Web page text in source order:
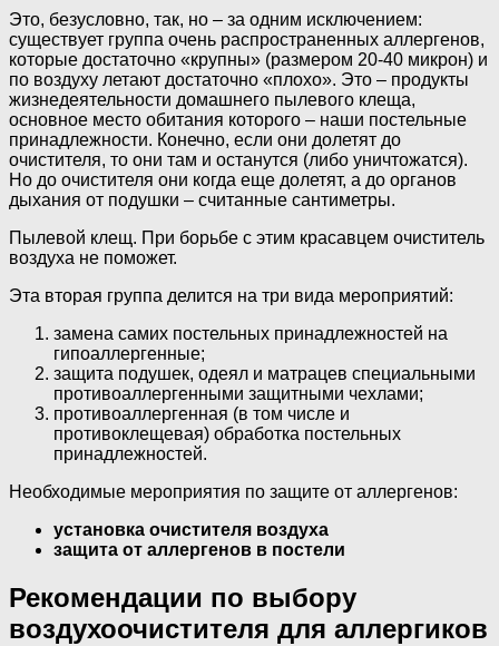
Это, безусловно, так, но – за одним исключением:
существует группа очень распространенных аллергенов,
которые достаточно «крупны» (размером 20-40 микрон) и
по воздуху летают достаточно «плохо». Это – продукты
жизнедеятельности домашнего пылевого клеща,
основное место обитания которого – наши постельные
принадлежности. Конечно, если они долетят до
очистителя, то они там и останутся (либо уничтожатся).
Но до очистителя они когда еще долетят, а до органов
дыхания от подушки – считанные сантиметры.
Пылевой клещ. При борьбе с этим красавцем очиститель
воздуха не поможет.
Эта вторая группа делится на три вида мероприятий:
замена самих постельных принадлежностей на
гипоаллергенные;
защита подушек, одеял и матрацев специальными
противоаллергенными защитными чехлами;
противоаллергенная (в том числе и
противоклещевая) обработка постельных
принадлежностей.
Необходимые мероприятия по защите от аллергенов:
установка очистителя воздуха
защита от аллергенов в постели
Рекомендации по выбору
воздухоочистителя для аллергиков